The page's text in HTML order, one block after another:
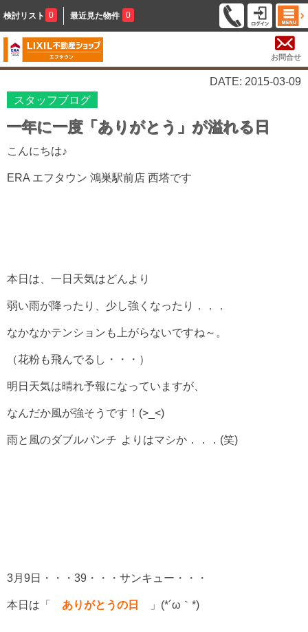
検討リスト 0 最近見た物件 0
お問合せ
DATE: 2015-03-09
スタッフブログ
一年に一度「ありがとう」が溢れる日
こんにちは♪
ERA エフタウン 鴻巣駅前店 西塔です
本日は、一日天気はどんより
弱い雨が降ったり、少し強くなったり．．．
なかなかテンションも上がらないですね～。
（花粉も飛んでるし・・・）
明日天気は晴れ予報になっていますが、
なんだか風が強そうです！(>_<)
雨と風のダブルパンチ よりはマシか．．．(笑)
3月9日・・・39・・・サンキュー・・・
本日は「 ありがとうの日 」(*´ω｀*)